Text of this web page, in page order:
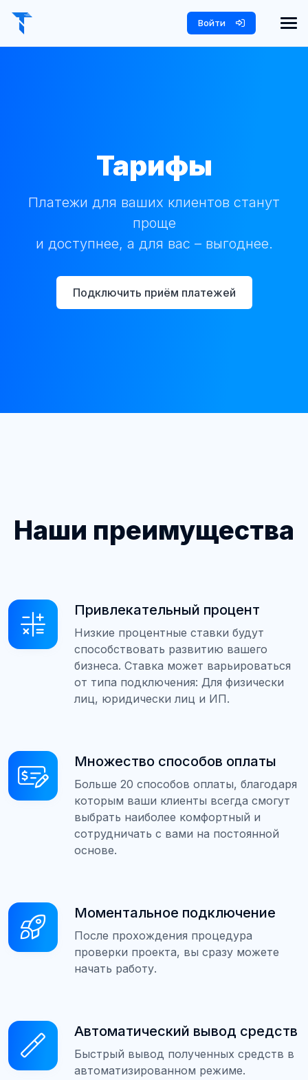
Войти
Тарифы
Платежи для ваших клиентов станут
проще
и доступнее, а для вас – выгоднее.
Подключить приём платежей
Наши преимущества
Привлекательный процент
Низкие процентные ставки будут
способствовать развитию вашего
бизнеса. Ставка может варьироваться
от типа подключения: Для физически
лиц, юридически лиц и ИП.
Множество способов оплаты
Больше 20 способов оплаты, благодаря
которым ваши клиенты всегда смогут
выбрать наиболее комфортный и
сотрудничать с вами на постоянной
основе.
Моментальное подключение
После прохождения процедура
проверки проекта, вы сразу можете
начать работу.
Автоматический вывод средств
Быстрый вывод полученных средств в
автоматизированном режиме.